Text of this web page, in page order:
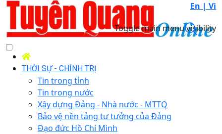
En | Vi
Toggle main menu visibility
THỜI SỰ - CHÍNH TRỊ
Tin trong tỉnh
Tin trong nước
Xây dựng Đảng - Nhà nước - MTTQ
Bảo vệ nền tảng tư tưởng của Đảng
Đạo đức Hồ Chí Minh